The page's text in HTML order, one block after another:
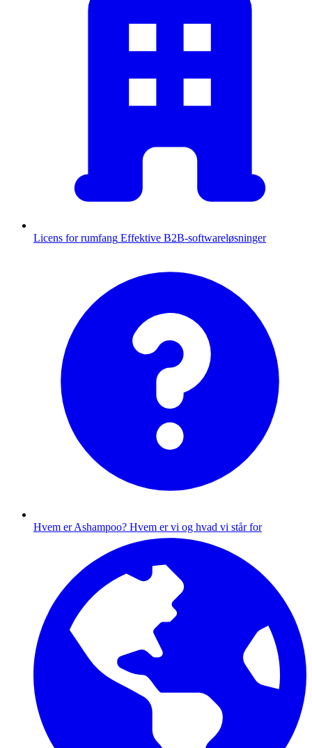
Licens for rumfang Effektive B2B-softwareløsninger
Hvem er Ashampoo? Hvem er vi og hvad vi står for